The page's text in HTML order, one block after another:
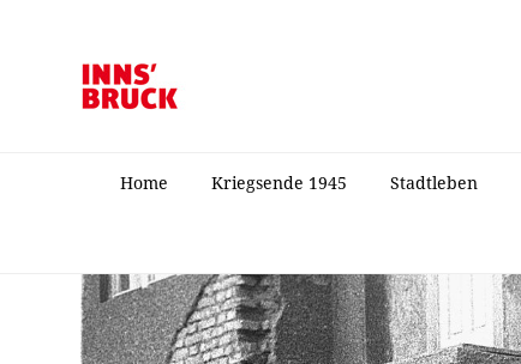
Home Kriegsende 1945 Stadtleben